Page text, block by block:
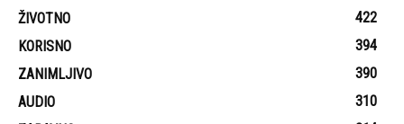
ŽIVOTNO
422
KORISNO
394
ZANIMLJIVO
390
AUDIO
310